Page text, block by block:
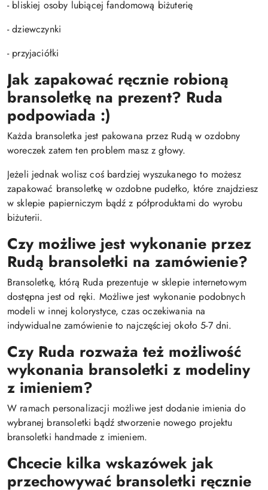
- bliskiej osoby lubiącej fandomową biżuterię
- dziewczynki
- przyjaciółki
Jak zapakować ręcznie robioną
bransoletkę na prezent? Ruda
podpowiada :)
Każda bransoletka jest pakowana przez Rudą w ozdobny
woreczek zatem ten problem masz z głowy.
Jeżeli jednak wolisz coś bardziej wyszukanego to możesz
zapakować bransoletkę w ozdobne pudełko, które znajdziesz
w sklepie papierniczym bądź z półproduktami do wyrobu
biżuterii.
Czy możliwe jest wykonanie przez
Rudą bransoletki na zamówienie?
Bransoletkę, którą Ruda prezentuje w sklepie internetowym
dostępna jest od ręki. Możliwe jest wykonanie podobnych
modeli w innej kolorystyce, czas oczekiwania na
indywidualne zamówienie to najczęściej około 5-7 dni.
Czy Ruda rozważa też możliwość
wykonania bransoletki z modeliny
z imieniem?
W ramach personalizacji możliwe jest dodanie imienia do
wybranej bransoletki bądź stworzenie nowego projektu
bransoletki handmade z imieniem.
Chcecie kilka wskazówek jak
przechowywać bransoletki ręcznie